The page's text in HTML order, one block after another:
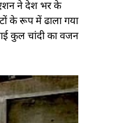
ने देश भर के
के रूप में ढाला गया
कुल चांदी का वजन